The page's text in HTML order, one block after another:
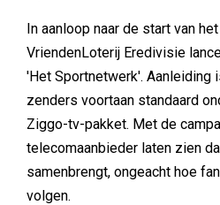
In aanloop naar de start van
VriendenLoterij Eredivisie
'Het Sportnetwerk'. Aanleiding
zenders voortaan standaard
Ziggo-tv-pakket. Met de
telecomaanbieder laten zien
samenbrengt, ongeacht hoe
volgen.